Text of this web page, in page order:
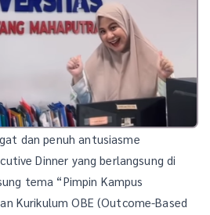
dan penuh antusiasme
Dinner yang berlangsung di
tema “Pimpin Kampus
Kurikulum OBE (Outcome-Based